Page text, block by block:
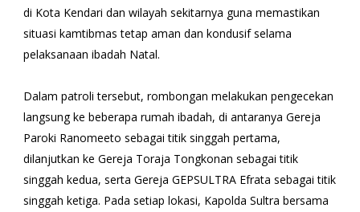
di Kota Kendari dan wilayah sekitarnya guna memastikan
situasi kamtibmas tetap aman dan kondusif selama
pelaksanaan ibadah Natal.
Dalam patroli tersebut, rombongan melakukan pengecekan
langsung ke beberapa rumah ibadah, di antaranya Gereja
Paroki Ranomeeto sebagai titik singgah pertama,
dilanjutkan ke Gereja Toraja Tongkonan sebagai titik
singgah kedua, serta Gereja GEPSULTRA Efrata sebagai titik
singgah ketiga. Pada setiap lokasi, Kapolda Sultra bersama